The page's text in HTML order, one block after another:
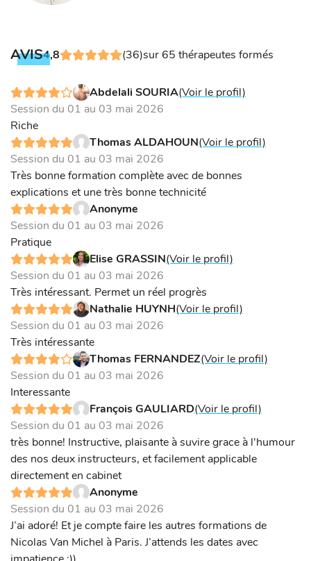
AVIS4,8 (36)sur 65 thérapeutes formés
Abdelali SOURIA(Voir le profil)
Session du 01 au 03 mai 2026
Riche
Thomas ALDAHOUN(Voir le profil)
Session du 01 au 03 mai 2026
Très bonne formation complète avec de bonnes
explications et une très bonne technicité
Anonyme
Session du 01 au 03 mai 2026
Pratique
Elise GRASSIN(Voir le profil)
Session du 01 au 03 mai 2026
Très intéressant. Permet un réel progrès
Nathalie HUYNH(Voir le profil)
Session du 01 au 03 mai 2026
Très intéressante
Thomas FERNANDEZ(Voir le profil)
Session du 01 au 03 mai 2026
Interessante
François GAULIARD(Voir le profil)
Session du 01 au 03 mai 2026
très bonne! Instructive, plaisante à suvire grace à l'humour
des nos deux instructeurs, et facilement applicable
directement en cabinet
Anonyme
Session du 01 au 03 mai 2026
J’ai adoré! Et je compte faire les autres formations de
Nicolas Van Michel à Paris. J’attends les dates avec